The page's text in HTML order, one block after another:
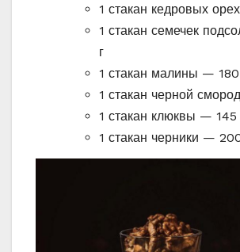
1 стакан кедровых
1 стакан семечек
г
1 стакан малины — 180
1 стакан черной
1 стакан клюквы — 145
1 стакан черники —